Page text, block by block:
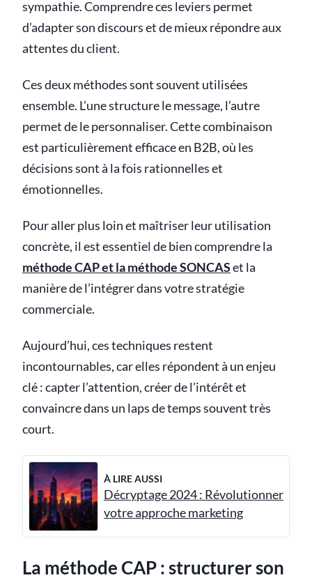
sympathie. Comprendre ces leviers permet
d’adapter son discours et de mieux répondre aux
attentes du client.
Ces deux méthodes sont souvent utilisées
ensemble. L’une structure le message, l’autre
permet de le personnaliser. Cette combinaison
est particulièrement efficace en B2B, où les
décisions sont à la fois rationnelles et
émotionnelles.
Pour aller plus loin et maîtriser leur utilisation
concrète, il est essentiel de bien comprendre la
méthode CAP et la méthode SONCASet la
manière de l’intégrer dans votre stratégie
commerciale.
Aujourd’hui, ces techniques restent
incontournables, car elles répondent à un enjeu
clé : capter l’attention, créer de l’intérêt et
convaincre dans un laps de temps souvent très
court.
À LIRE AUSSI
Décryptage 2024 : Révolutionner
votre approche marketing
La méthode CAP : structurer son